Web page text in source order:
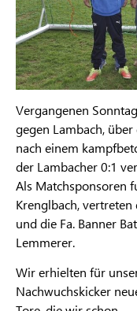
Vergangenen
gegen Lambach,
nach einem
der Lambacher 0:1
Als Matchsponsoren
Krenglbach,
und die Fa. Banner
Lemmerer.
Wir erhielten für
Nachwuchskicker